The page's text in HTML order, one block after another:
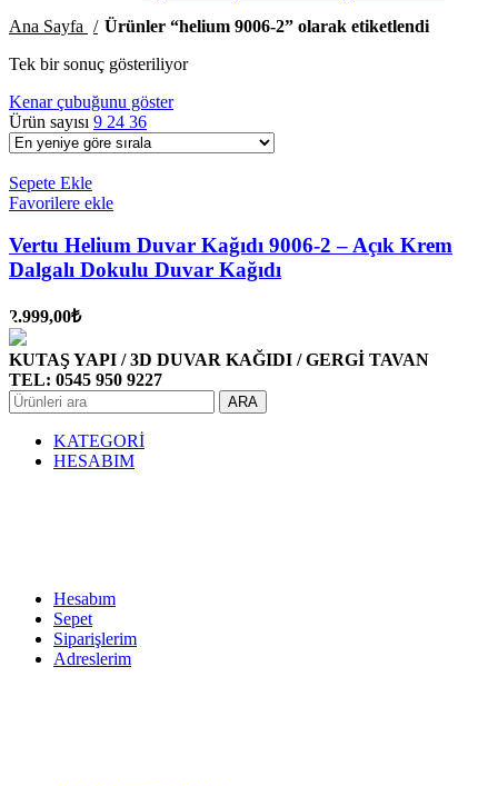
Ana Sayfa
Ürünler “helium 9006-2” olarak etiketlendi
Tek bir sonuç gösteriliyor
Kenar çubuğunu göster
Ürün sayısı 9 24 36
Sepete Ekle
Favorilere ekle
Vertu Helium Duvar Kağıdı 9006-2 – Açık Krem
Dalgalı Dokulu Duvar Kağıdı
2.999,00₺
KUTAŞ YAPI / 3D DUVAR KAĞIDI / GERGİ TAVAN
TEL: 0545 950 9227
ARA
KATEGORİ
HESABIM
Hesabım
Sepet
Siparişlerim
Adreslerim